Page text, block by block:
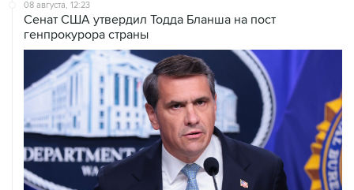
08 августа, 12:23
Сенат США утвердил Тодда Бланша на пост
генпрокурора страны